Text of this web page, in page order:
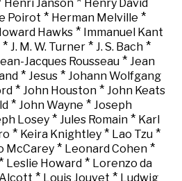
Henri Janson
Henry David
Poirot * Herman Melville *
Hawks* Immanuel Kant
* J. M. W. Turner* J. S. Bach*
Jacques Rousseau * Jean
* Jesus * Johann Wolfgang
* John Houston * John Keats
* John Wayne * Joseph
Losey* Jules Romain* Karl
* Keira Knightley* Lao Tzu*
McCarey* Leonard Cohen*
Leslie Howard * Lorenzo da
* Louis Jouvet * Ludwig